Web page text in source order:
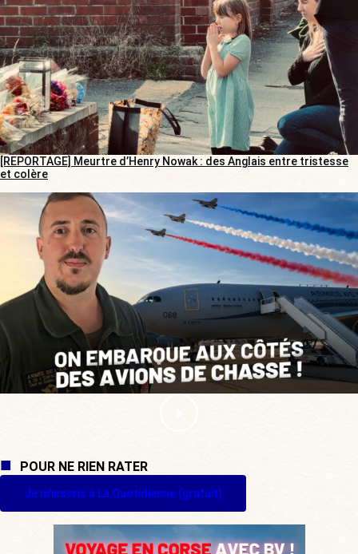
[REPORTAGE] Meurtre d’Henry Nowak : des Anglais entre tristesse
et colère
POUR NE RIEN RATER
Je m'inscris à La Quotidienne (gratuit)